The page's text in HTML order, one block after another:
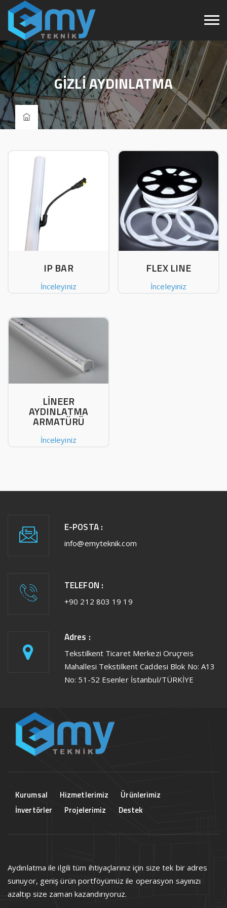
GİZLİ AYDINLATMA
IP BAR
İnceleyiniz
FLEX LINE
İnceleyiniz
LİNEER
AYDINLATMA
ARMATÜRÜ
İnceleyiniz
E-POSTA :
info@emyteknik.com
TELEFON :
+90 212 803 19 19
Adres :
Tekstilkent Ticaret Merkezi Oruçreis
Mahallesi Tekstilkent Caddesi Blok No: A13
No: 51-52 Esenler İstanbul/TÜRKİYE
Kurumsal Hizmetlerimiz
Ürünlerimiz
İnvertörler
Projelerimiz Destek
Aydınlatma ile ilgili tüm ihtiyaçlarınız için size tek bir adres
sunuyor, geniş ürün portföyümüz ile operasyon sayınızı
azaltıp size zaman kazandırıyoruz.